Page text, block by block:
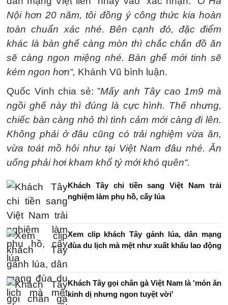
Nội hơn 20 năm, tôi đồng ý công thức kia hoàn
toàn chuẩn xác nhé. Bên cạnh đó, đặc điểm
khác là bàn ghế càng mòn thì chắc chắn đồ ăn
sẽ càng ngon miệng nhé. Bàn ghế mới tinh sẽ
kém ngon hơn“, Khánh Vũ bình luận.
Quốc Vinh chia sẻ: ”Mấy anh Tây cao 1m9 mà
ngồi ghế này thì đúng là cực hình. Thế nhưng,
chiếc bàn càng nhỏ thì tình cảm mới càng đi lên.
Không phải ở đâu cũng có trải nghiệm vừa ăn,
vừa toát mồ hôi như tại Việt Nam đâu nhé. Ăn
uống phải hơi kham khổ tý mới khó quên“.
Khách Tây chi tiền sang Việt Nam trải
nghiệm làm phụ hồ, cấy lúa
Xem clip khách Tây gánh lúa, dân mạng
đùa du lịch mà mệt như xuất khẩu lao động
Khách Tây gọi chân gà Việt Nam là 'món ăn
kinh dị nhưng ngon tuyệt vời'